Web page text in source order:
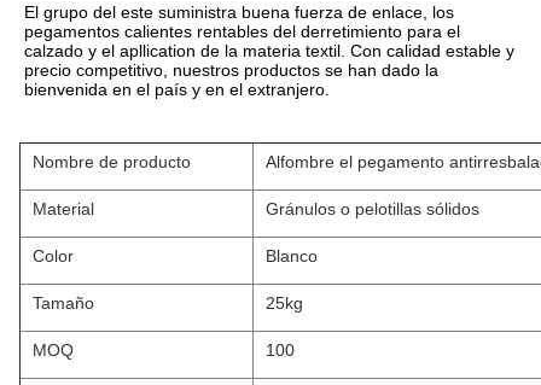
El grupo del este suministra buena fuerza de enlace, los
pegamentos calientes rentables del derretimiento para el
calzado y el apllication de la materia textil. Con calidad estable y
precio competitivo, nuestros productos se han dado la
bienvenida en el país y en el extranjero.
Nombre de producto Alfombre el pegamento
Material Gránulos o pelotillas sólidos
Color Blanco
Tamaño 25kg
MOQ 100